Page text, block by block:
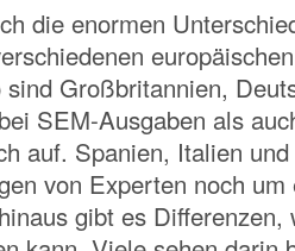
die enormen
Großbritannien,
SEM-Ausgaben als
auf. Spanien, Italien
von Experten noch
gibt es Differenzen,